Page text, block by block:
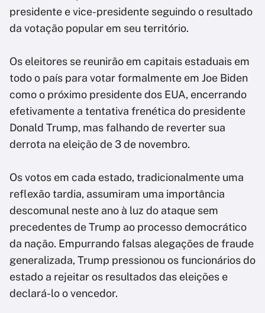
presidente e vice-presidente seguindo o resultado
da votação popular em seu território.
Os eleitores se reunirão em capitais estaduais em
todo o país para votar formalmente em Joe Biden
como o próximo presidente dos EUA, encerrando
efetivamente a tentativa frenética do presidente
Donald Trump, mas falhando de reverter sua
derrota na eleição de 3 de novembro.
Os votos em cada estado, tradicionalmente uma
reflexão tardia, assumiram uma importância
descomunal neste ano à luz do ataque sem
precedentes de Trump ao processo democrático
da nação. Empurrando falsas alegações de fraude
generalizada, Trump pressionou os funcionários do
estado a rejeitar os resultados das eleições e
declará-lo o vencedor.